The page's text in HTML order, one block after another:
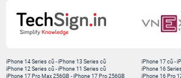
iPhone 14 Series cũ -iPhone 13 Series cũ
iPhone 12 Series cũ -iPhone 11 Series cũ
iPhone 17 Pro Max 256GB -iPhone 17 Pro 256GB
iPhone 17 cũ-
iPhone 16
iPhone 16 Pro